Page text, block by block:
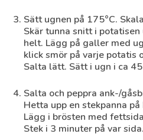
Sätt ugnen på 175°C.
Skär tunna snitt i
helt. Lägg på galler med
klick smör på varje potatis
Salta lätt. Sätt i ugn i ca
Salta och peppra ank-/
Hetta upp en stekpanna på
Lägg i brösten med
Stek i 3 minuter på var sida.